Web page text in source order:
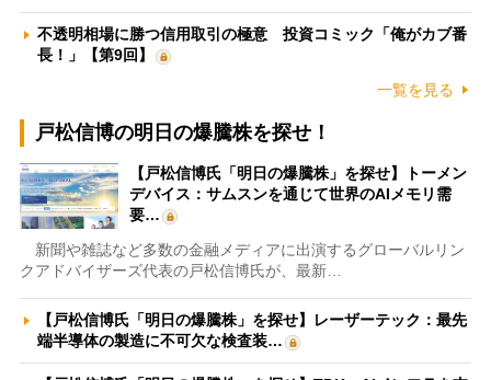
不透明相場に勝つ信用取引の極意 投資コミック「俺がカブ番
長！」【第9回】
一覧を見る
戸松信博の明日の爆騰株を探せ！
【戸松信博氏「明日の爆騰株」を探せ】トーメン
デバイス：サムスンを通じて世界のAIメモリ需
要…
新聞や雑誌など多数の金融メディアに出演するグローバルリン
クアドバイザーズ代表の戸松信博氏が、最新…
【戸松信博氏「明日の爆騰株」を探せ】レーザーテック：最先
端半導体の製造に不可欠な検査装…